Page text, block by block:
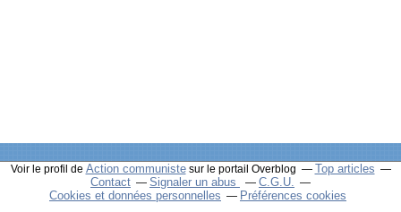
Voir le profil de Action communistesur le portail Overblog
Top articles
Contact
Signaler un abus
C.G.U.
Cookies et données personnelles
Préférences cookies